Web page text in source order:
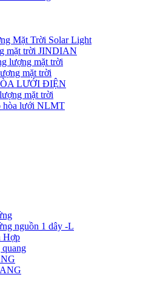
Mặt Trời Solar Light
mặt trời JINDIAN
lượng mặt trời
mặt trời
LƯỚI ĐIỆN
mặt trời
hòa lưới NLMT
nguồn 1 dây -L
Hợp